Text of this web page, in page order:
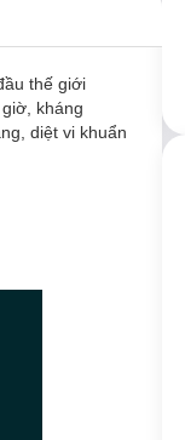
thế giới
kháng
diệt vi khuẩn